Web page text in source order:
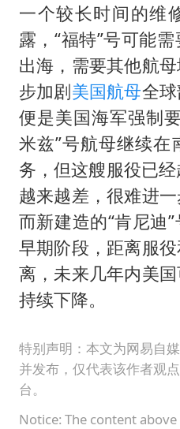
一个较长时间的维
露，“福特”号可能
出海，需要其他航
步加剧美国航母全
便是美国海军强制
米兹”号航母继续
务，但这艘服役已
越来越差，很难进
而新建造的“肯尼迪
早期阶段，距离服
离，未来几年内美
持续下降。
特别声明：本文为网易自
并发布，仅代表该作者观
台。
Notice: The content